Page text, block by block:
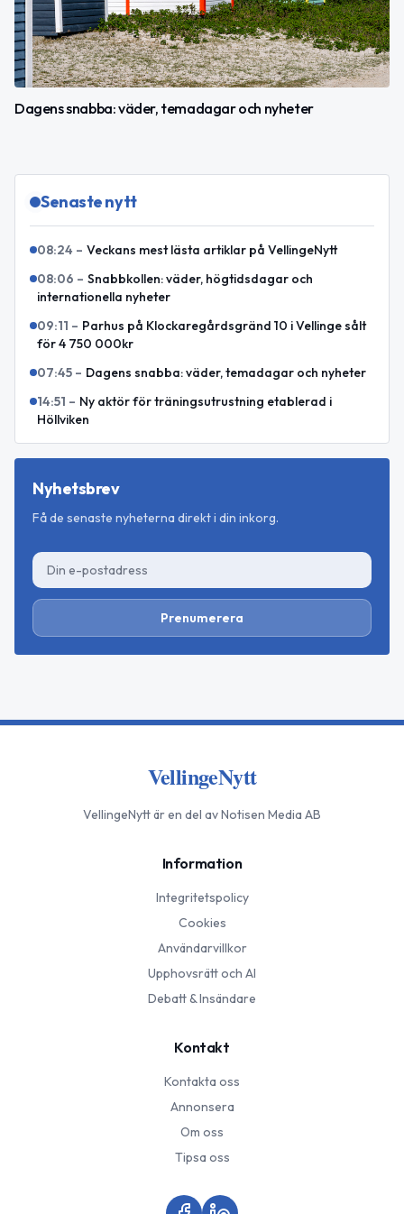
Dagens snabba: väder, temadagar och nyheter
Senaste nytt
08:24 – Veckans mest lästa artiklar på VellingeNytt
08:06 – Snabbkollen: väder, högtidsdagar och
internationella nyheter
09:11 – Parhus på Klockaregårdsgränd 10 i Vellinge sålt
för 4 750 000kr
07:45 – Dagens snabba: väder, temadagar och nyheter
14:51 – Ny aktör för träningsutrustning etablerad i
Höllviken
Nyhetsbrev
Få de senaste nyheterna direkt i din inkorg.
Prenumerera
VellingeNytt
VellingeNyttär en del av Notisen Media AB
Information
Integritetspolicy
Cookies
Användarvillkor
Upphovsrätt och AI
Debatt & Insändare
Kontakt
Kontakta oss
Annonsera
Om oss
Tipsa oss